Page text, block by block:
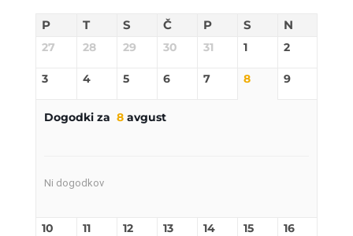
P T S Č P S N
27 28 29 30 31 1 2
3 4 5 6 7 8 9
Dogodki za 8avgust
Ni dogodkov
10 11 12 13 14 15 16